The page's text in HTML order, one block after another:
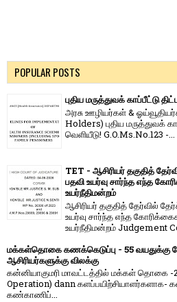
POPULAR POSTS
புதிய மருத்துவக் காப்பீட்டு
அரசு ஊழியர்கள் &
Holders) புதிய மருத்துவக்
வெளியீடு! G.O.Ms.No.123 -...
TET - ஆசிரியர் தகுதித்
பதவி உயர்வு சார்ந்த எந்த
உயர்நீதிமன்றம்
ஆசிரியர் தகுதித் தேர்வில்
உயர்வு சார்ந்த எந்த
உயர்நீதிமன்றம் Judgement
மக்கள்தொகை கணக்கெடுப்பு - 55 வயதுக்கு
ஆசிரியர்களுக்கு விலக்கு
கன்னியாகுமரி மாவட்டத்தில் மக்கள் தொகை -
Operation) dann களப்பயிற்சியாளர்களாக-
கண்காணிப்...